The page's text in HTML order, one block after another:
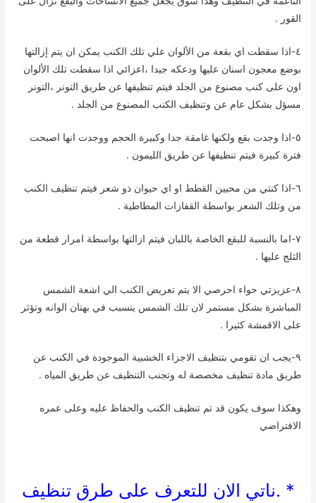
القور .
٤-اذا سقطت اي بقعة من الألوان علي تلك الكنب يمكن ان يتم إزالتها
بوضع معجون اسنان عليها ودعكه جيدا ،اعزائي اذا سقطت تلك الألوان
اون على كنب مصنوع من الجلد فيتم تنظيفها عن طريق التونر ،التونر
مسؤل بشكل عام عن وتنظيف الكنب المصنوع من الجلد .
٥-اذا وجدت بقع ولكنها غامقة جدا وكبيرة الحجم ووجدت انها اصبحت
فترة كبيرة فيتم تنظيفها عن طريق الليمون .
٦-اذا كنتي من محبين القطط او اي حيوان ذو شعر فيتم تنظيف الكنب
من وتلك الشعر بواسطة القفازات المطاطية .
٧-اما بالنسبة للبقع الخاصة باللبان فيتم ازالتها بواسطة امرار قطعة من
الثلج عليها .
٨-عزيزتي حواء احرصي الا يتم تعريض الكنب الي اشعة الشمس
المباشرة بشكل مستمر لان تلك الشمس يتسبب في بهتان الوانه وتؤثر
على الاقمشة كثيرا .
٩-يجب ان تقومي بتنظيف الاجزاء الخشبية الموجودة في الكنب عن
طريق مادة تنظيف مخصصة له وتجنب التنظيف عن طريق المياه .
وهكذا سوف يكون قد تم تنظيف الكنب والحفاظ عليه وعلى عمره
الافتراضي
* .ناتي الان للتعرف على طرق تنظيف